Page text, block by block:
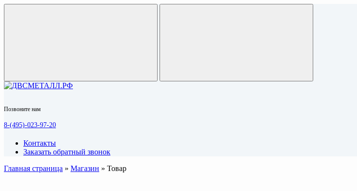
Позвоните нам
8-(495)-023-97-20
Контакты
Заказать обратный звонок
Главная страница » Магазин » Товар